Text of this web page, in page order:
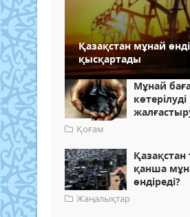
Қазақстан мұнай
қысқартады
Мұнай
көтерілуді
Қоғам
Қазақстан
қанша
өндіреді?
Жаңалықтар